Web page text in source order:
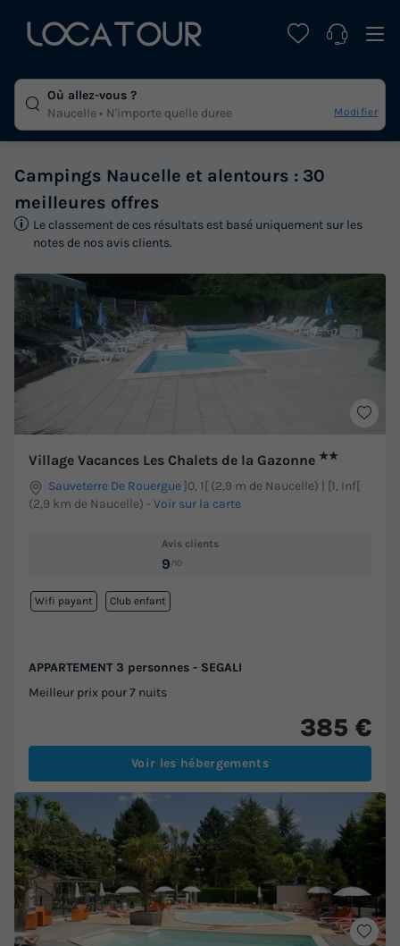
Où allez-vous ?
Naucelle
N'importe quelle duree Modifier
Campings Naucelle et alentours : 30
meilleures offres
Le classement de ces résultats est basé uniquement sur les
notes de nos avis clients.
Village Vacances Les Chalets de la Gazonne ★★
Sauveterre De Rouergue]0, 1[ (2,9 m de Naucelle) | [1, Inf[
(2,9 km de Naucelle) - Voir sur la carte
Avis clients
9/10
Wifi payant Club enfant
APPARTEMENT 3 personnes - SEGALI
Meilleur prix pour 7 nuits
385 €
Voir les hébergements